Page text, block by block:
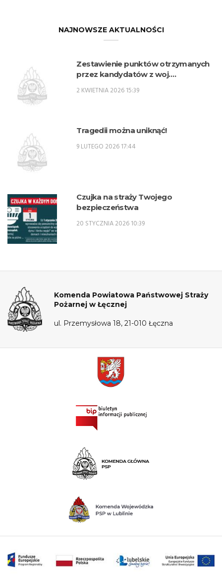
NAJNOWSZE AKTUALNOŚCI
Zestawienie punktów otrzymanych
przez kandydatów z woj.
przeszkolenie zawodowe
r. – SPO
2 KWIETNIA 2026 15:39
Tragedii można uniknąć!
9 LUTEGO 2026 17:44
Czujka na straży Twojego
bezpieczeństwa
20 STYCZNIA 2026 10:39
Komenda Powiatowa Państwowej Straży
Pożarnej w Łęcznej
ul. Przemysłowa 18, 21-010 Łęczna